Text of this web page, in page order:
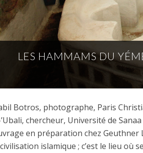
LES HAMMAMS DU
Botros, photographe, Paris
chercheur, Université de
en préparation chez Geuthner
islamique ; c’est le lieu où